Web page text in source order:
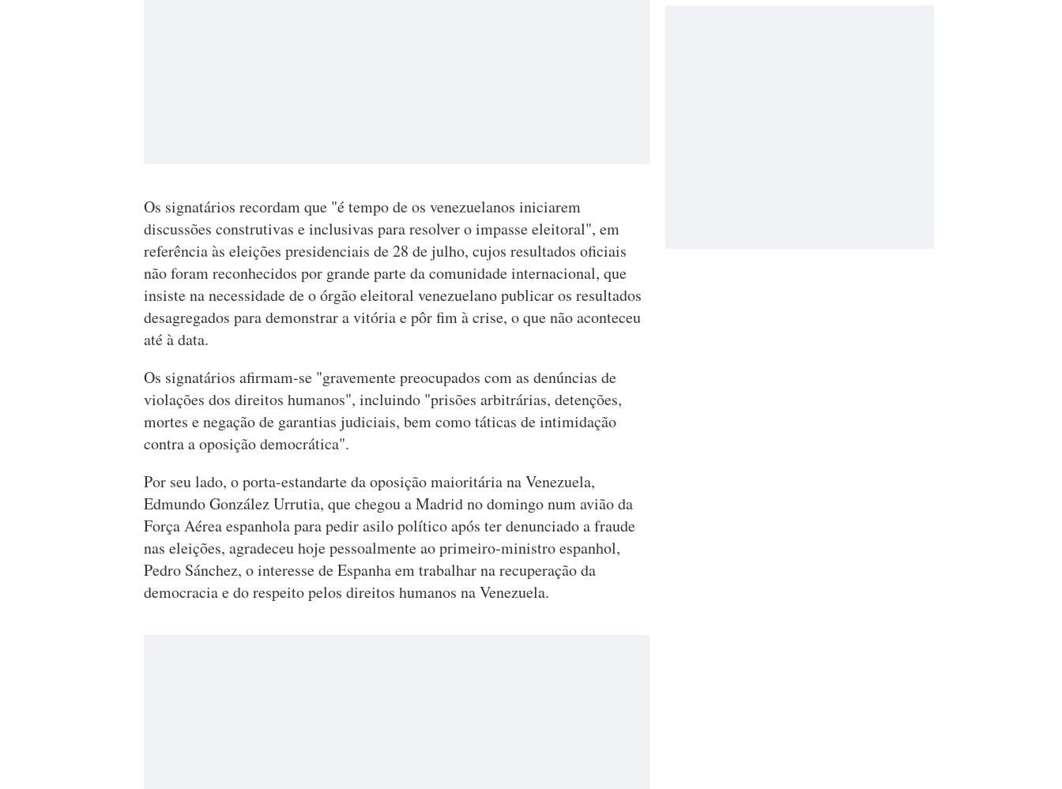
Os signatários recordam que "é tempo de os venezuelanos iniciarem
discussões construtivas e inclusivas para resolver o impasse eleitoral", em
referência às eleições presidenciais de 28 de julho, cujos resultados oficiais
não foram reconhecidos por grande parte da comunidade internacional, que
insiste na necessidade de o órgão eleitoral venezuelano publicar os resultados
desagregados para demonstrar a vitória e pôr fim à crise, o que não aconteceu
até à data.
Os signatários afirmam-se "gravemente preocupados com as denúncias de
violações dos direitos humanos", incluindo "prisões arbitrárias, detenções,
mortes e negação de garantias judiciais, bem como táticas de intimidação
contra a oposição democrática".
Por seu lado, o porta-estandarte da oposição maioritária na Venezuela,
Edmundo González Urrutia, que chegou a Madrid no domingo num avião da
Força Aérea espanhola para pedir asilo político após ter denunciado a fraude
nas eleições, agradeceu hoje pessoalmente ao primeiro-ministro espanhol,
Pedro Sánchez, o interesse de Espanha em trabalhar na recuperação da
democracia e do respeito pelos direitos humanos na Venezuela.